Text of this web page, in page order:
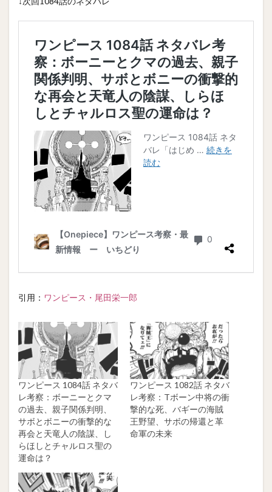
引用： ワンピース・尾田栄一郎
ワンピース 1084話 ネタバ
レ考察：ボーニーとクマ
の過去、親子関係判明、
サボとボニーの衝撃的な
再会と天竜人の陰謀、し
らほしとチャルロス聖の
運命は？
ワンピース 1082話 ネタバ
レ考察：Tボーン中将の衝
撃的な死、バギーの海賊
王野望、サボの帰還と革
命軍の未来